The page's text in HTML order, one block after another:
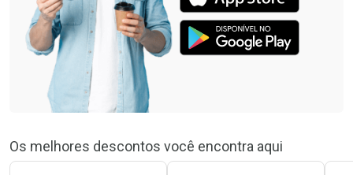
Os melhores descontos você encontra aqui